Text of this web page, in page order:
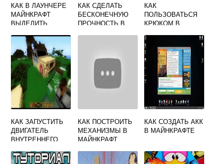
КАК В ЛАУНЧЕРЕ
МАЙНКРАФТ
ВЫДЕЛИТЬ
КАК СДЕЛАТЬ
БЕСКОНЕЧНУЮ
ПРОЧНОСТЬ В
КАК
ПОЛЬЗОВАТЬСЯ
КРЮКОМ В
КАК ЗАПУСТИТЬ
ДВИГАТЕЛЬ
ВНУТРЕННЕГО
МАЙНКРАФТ
КАК ПОСТРОИТЬ
МЕХАНИЗМЫ В
МАЙНКРАФТ
КАК СОЗДАТЬ АКК
В МАЙНКРАФТЕ